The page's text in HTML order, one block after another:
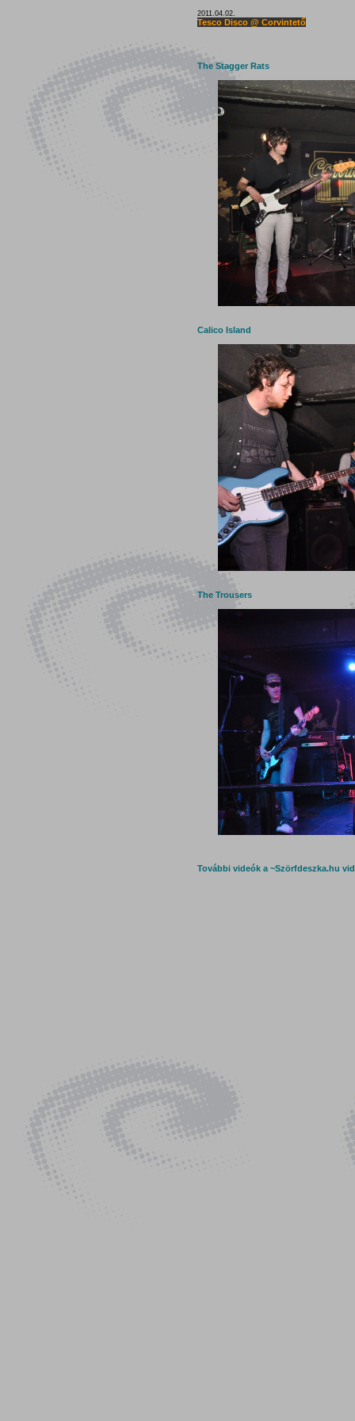
2011.04.02.
Tesco Disco @ Corvintető
The Stagger Rats
Calico Island
The Trousers
További videók a ~Szörfdeszka.hu